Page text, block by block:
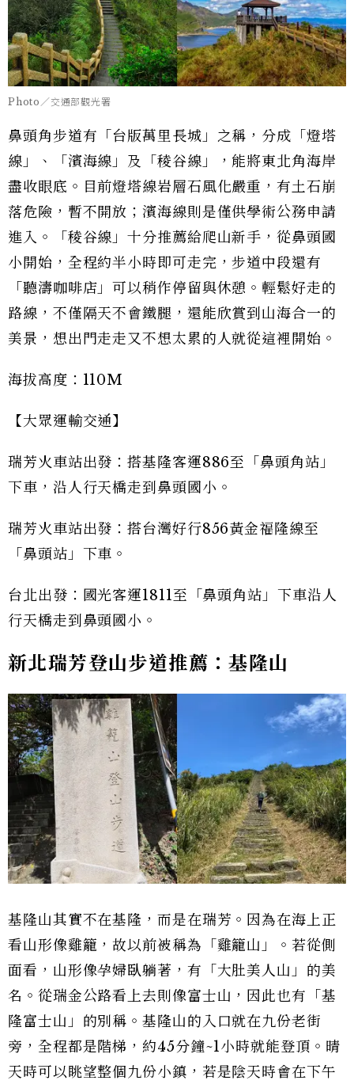
Photo／交通部觀光署
鼻頭角步道有「台版萬里長城」之稱，分成「燈塔
線」、「濱海線」及「稜谷線」，能將東北角海岸
盡收眼底。目前燈塔線岩層石風化嚴重，有土石崩
落危險，暫不開放；濱海線則是僅供學術公務申請
進入。「稜谷線」十分推薦給爬山新手，從鼻頭國
小開始，全程約半小時即可走完，步道中段還有
「聽濤咖啡店」可以稍作停留與休憩。輕鬆好走的
路線，不僅隔天不會鐵腿，還能欣賞到山海合一的
美景，想出門走走又不想太累的人就從這裡開始。
海拔高度：110M
【大眾運輸交通】
瑞芳火車站出發：搭基隆客運886至「鼻頭角站」
下車，沿人行天橋走到鼻頭國小。
瑞芳火車站出發：搭台灣好行856黃金福隆線至
「鼻頭站」下車。
台北出發：國光客運1811至「鼻頭角站」下車沿人
行天橋走到鼻頭國小。
新北瑞芳登山步道推薦：基隆山
基隆山其實不在基隆，而是在瑞芳。因為在海上正
看山形像雞籠，故以前被稱為「雞籠山」。若從側
面看，山形像孕婦臥躺著，有「大肚美人山」的美
名。從瑞金公路看上去則像富士山，因此也有「基
隆富士山」的別稱。基隆山的入口就在九份老街
旁，全程都是階梯，約45分鐘~1小時就能登頂。晴
天時可以眺望整個九份小鎮，若是陰天時會在下午